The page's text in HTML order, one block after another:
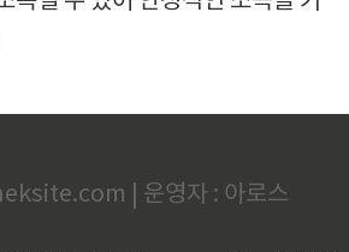
| 운영자 : 아로스